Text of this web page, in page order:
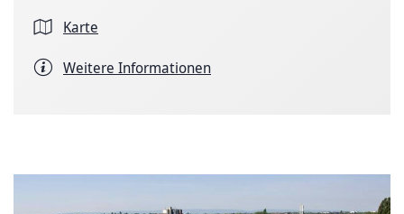
Karte
Weitere Informationen